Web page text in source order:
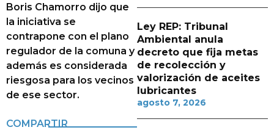
Boris Chamorro dijo que
la iniciativa se
contrapone con el plano
regulador de la comuna y
además es considerada
riesgosa para los vecinos
de ese sector.
COMPARTIR
Ley REP: Tribunal
Ambiental anula
decreto que fija metas
de recolección y
valorización de aceites
lubricantes
agosto 7, 2026